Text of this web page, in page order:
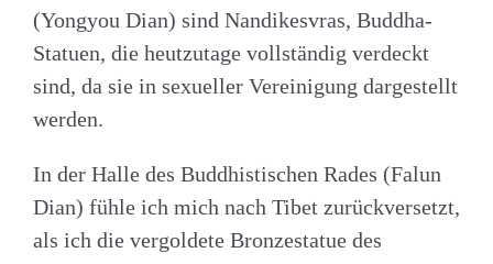
(Yongyou Dian) sind Nandikesvras, Buddha-
Statuen, die heutzutage vollständig verdeckt
sind, da sie in sexueller Vereinigung dargestellt
werden.
In der Halle des Buddhistischen Rades (Falun
Dian) fühle ich mich nach Tibet zurückversetzt,
als ich die vergoldete Bronzestatue des